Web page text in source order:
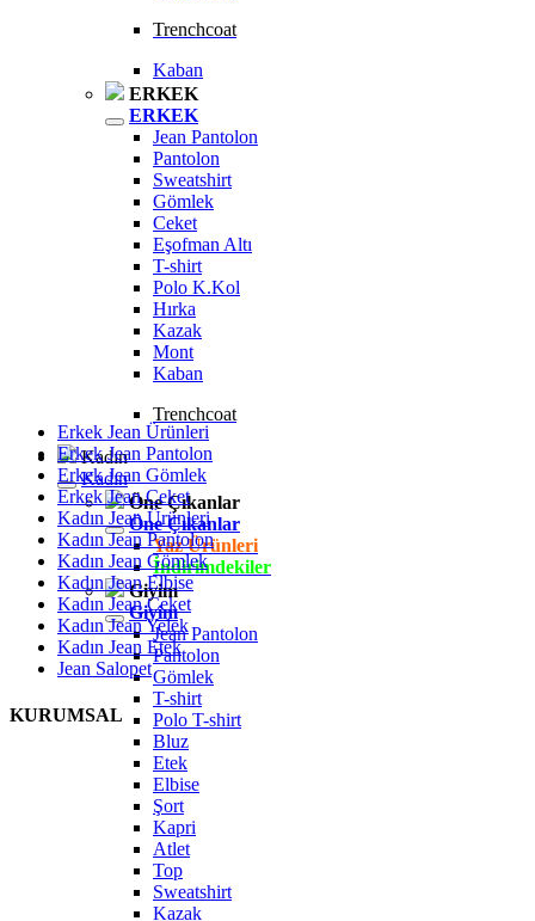
Trenchcoat
Kaban
ERKEK
ERKEK
Jean Pantolon
Pantolon
Sweatshirt
Gömlek
Ceket
Eşofman Altı
T-shirt
Polo K.Kol
Hırka
Kazak
Mont
Kaban
Trenchcoat
Kadın
Kadın
Öne Çıkanlar
Öne Çıkanlar
Yaz Ürünleri
İndirimdekiler
Giyim
Giyim
Jean Pantolon
Pantolon
Gömlek
T-shirt
Polo T-shirt
Bluz
Etek
Elbise
Şort
Kapri
Atlet
Top
Sweatshirt
Kazak
Erkek Jean Ürünleri
Erkek Jean Pantolon
Erkek Jean Gömlek
Erkek Jean Ceket
Kadın Jean Ürünleri
Kadın Jean Pantolon
Kadın Jean Gömlek
Kadın Jean Elbise
Kadın Jean Ceket
Kadın Jean Yelek
Kadın Jean Etek
Jean Salopet
KURUMSAL